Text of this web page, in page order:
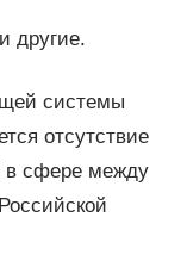
другие.
системы
отсутствие
в сфере между